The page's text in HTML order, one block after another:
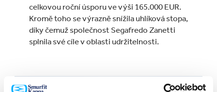
celkovou roční úsporu ve výši 165.000 EUR.
Kromě toho se výrazně snížila uhlíková stopa,
díky čemuž společnost Segafredo Zanetti
splnila své cíle v oblasti udržitelnosti.